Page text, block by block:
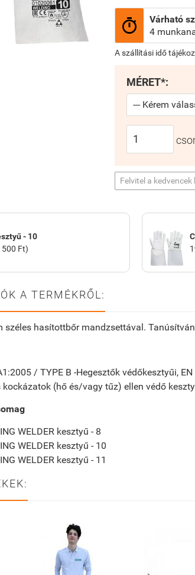

Várható
4
A szállítási idő
MÉRET*:
Felvitel a kedvencek
- 10
500 Ft)
A TERMÉKRŐL:
széles hasítottbőr mandzsettával.
/ TYPE B -Hegesztők védőkesztyűi,
kockázatok (hő és/vagy tűz) ellen védő
WELDER kesztyű - 8
WELDER kesztyű - 10
WELDER kesztyű - 11